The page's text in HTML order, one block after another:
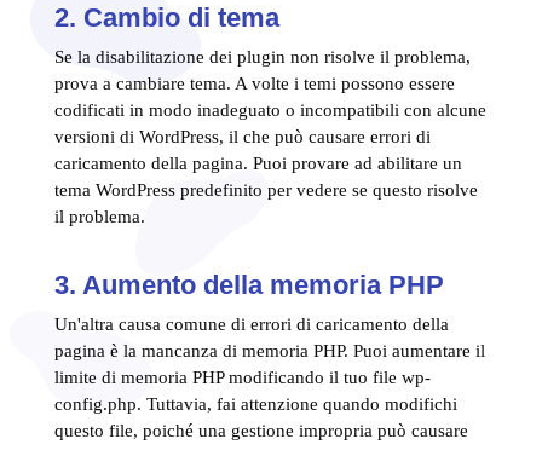
2. Cambio di tema
Se la disabilitazione dei plugin non risolve il problema,
prova a cambiare tema. A volte i temi possono essere
codificati in modo inadeguato o incompatibili con alcune
versioni di WordPress, il che può causare errori di
caricamento della pagina. Puoi provare ad abilitare un
tema WordPress predefinito per vedere se questo risolve
il problema.
3. Aumento della memoria PHP
Un'altra causa comune di errori di caricamento della
pagina è la mancanza di memoria PHP. Puoi aumentare il
limite di memoria PHP modificando il tuo file wp-
config.php. Tuttavia, fai attenzione quando modifichi
questo file, poiché una gestione impropria può causare